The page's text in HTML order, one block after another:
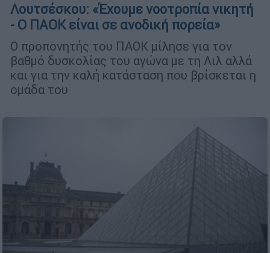
Λουτσέσκου: «Έχουμε νοοτροπία νικητή
- Ο ΠΑΟΚ είναι σε ανοδική πορεία»
Ο προπονητής του ΠΑΟΚ μίλησε για τον
βαθμό δυσκολίας του αγώνα με τη Λιλ αλλά
και για την καλή κατάσταση που βρίσκεται η
ομάδα του